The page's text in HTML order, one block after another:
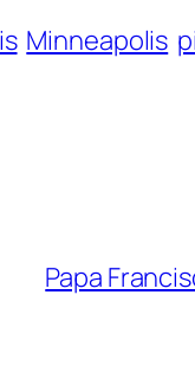
Minneapolis
Papa